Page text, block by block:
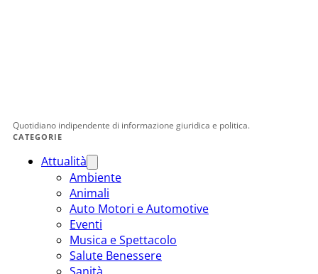
Quotidiano indipendente di informazione giuridica e politica.
CATEGORIE
Attualità
Ambiente
Animali
Auto Motori e Automotive
Eventi
Musica e Spettacolo
Salute Benessere
Sanità